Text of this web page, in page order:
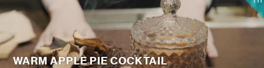
WARM APPLE PIE COCKTAIL